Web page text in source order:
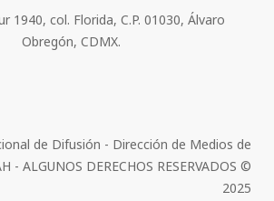
1940, col. Florida, C.P. 01030, Álvaro
Obregón, CDMX.
de Difusión - Dirección de Medios de
- ALGUNOS DERECHOS RESERVADOS ©
2025